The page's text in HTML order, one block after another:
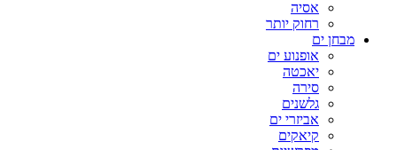
אסיה
רחוק יותר
מבחן ים
אופנוע ים
יאכטה
סירה
גלשנים
אביזרי ים
קיאקים